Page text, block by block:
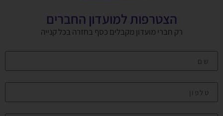
הצטרפות למועדון החברים
רק חברי מועדון מקבלים כסף בחזרה בכל קנייה